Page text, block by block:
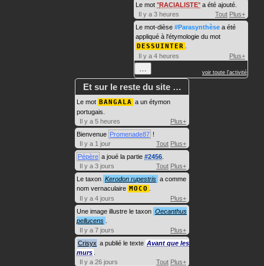
Le mot RACIALISTE a été ajouté.
Il y a 3 heures
Tout Plus+
Le mot-dièse #Parasynthèse a été
appliqué à l'étymologie du mot
DESSUINTER
Il y a 4 heures
Plus+
voir toute l'activité
Et sur le reste du site …
Le mot BANGALA a un étymon
portugais.
Il y a 5 heures
Plus+
Bienvenue Promenade87 !
Il y a 1 jour
Tout Plus+
Pépère a joué la partie #2456
Il y a 3 jours
Tout Plus+
Le taxon Kerodon rupestris a comme
nom vernaculaire MOCO
Il y a 4 jours
Plus+
Une image illustre le taxon Oecanthus
pellucens
Il y a 7 jours
Plus+
Crisyx a publié le texte Avant que les
murs
Il y a 26 jours
Tout Plus+